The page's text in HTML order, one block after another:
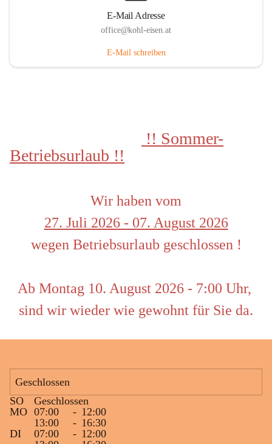
E-Mail Adresse
office@kohl-eisen.at
E-Mail schreiben
!! Sommer-
Betriebsurlaub !!
Wir haben vom
27. Juli 2026 - 07. August 2026
wegen Betriebsurlaub geschlossen !
Ab Montag 10. August 2026 - 7:00 Uhr,
sind wir wieder wie gewohnt für Sie da.
Geschlossen
SO
Geschlossen
MO 07:00 - 12:00
13:00
- 16:30
DI
07:00 - 12:00